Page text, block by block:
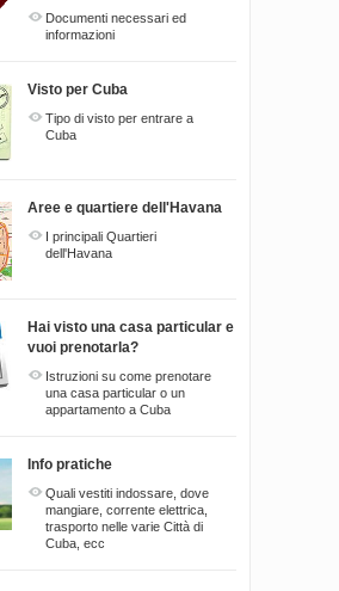
Documenti necessari ed
informazioni
Visto per Cuba
Tipo di visto per entrare a
Cuba
Aree e quartiere dell'Havana
I principali Quartieri
dell'Havana
Hai visto una casa particular e
vuoi prenotarla?
Istruzioni su come prenotare
una casa particular o un
appartamento a Cuba
Info pratiche
Quali vestiti indossare, dove
mangiare, corrente elettrica,
trasporto nelle varie Città di
Cuba, ecc